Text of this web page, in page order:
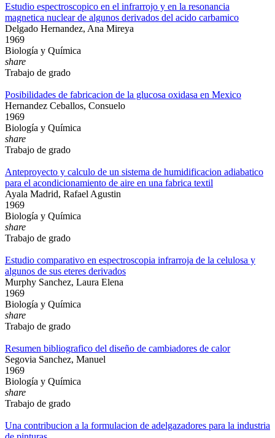
Estudio espectroscopico en el infrarrojo y en la resonancia
magnetica nuclear de algunos derivados del acido carbamico
Delgado Hernandez, Ana Mireya
1969
Biología y Química
share
Trabajo de grado
Posibilidades de fabricacion de la glucosa oxidasa en Mexico
Hernandez Ceballos, Consuelo
1969
Biología y Química
share
Trabajo de grado
Anteproyecto y calculo de un sistema de humidificacion adiabatico
para el acondicionamiento de aire en una fabrica textil
Ayala Madrid, Rafael Agustin
1969
Biología y Química
share
Trabajo de grado
Estudio comparativo en espectroscopia infrarroja de la celulosa y
algunos de sus eteres derivados
Murphy Sanchez, Laura Elena
1969
Biología y Química
share
Trabajo de grado
Resumen bibliografico del diseño de cambiadores de calor
Segovia Sanchez, Manuel
1969
Biología y Química
share
Trabajo de grado
Una contribucion a la formulacion de adelgazadores para la industria